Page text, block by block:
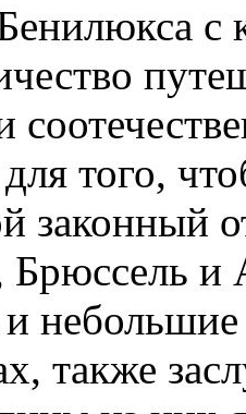
Бенилюкса
того,
законный
Брюссель и
также